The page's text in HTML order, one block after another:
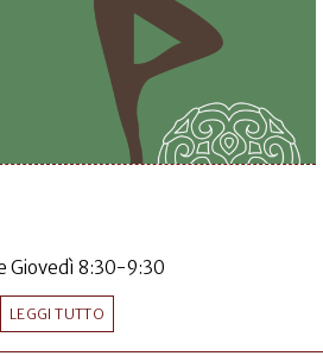
Giovedì 8:30-9:30
LEGGI TUTTO